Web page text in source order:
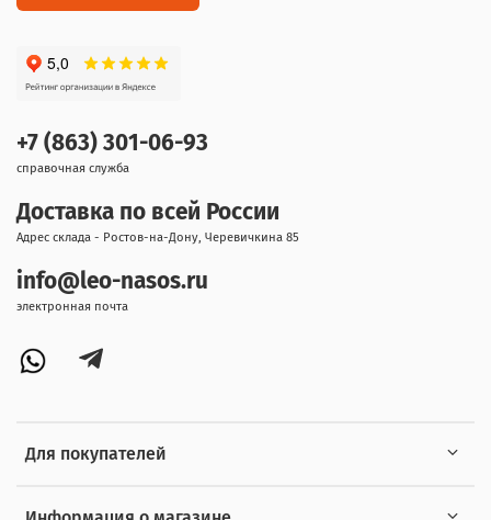
Для покупателей
+7 (863) 301-06-93
справочная служба
Доставка по всей России
Адрес склада - Ростов-на-Дону, Черевичкина 85
info@leo-nasos.ru
электронная почта